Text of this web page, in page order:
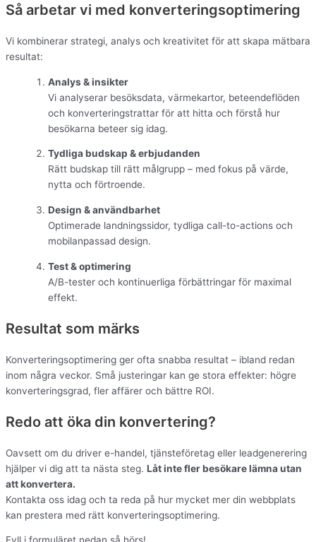
Så arbetar vi med konverteringsoptimering
Vi kombinerar strategi, analys och kreativitet för att skapa mätbara
resultat:
Analys & insikter
Vi analyserar besöksdata, värmekartor, beteendeflöden
och konverteringstrattar för att hitta och förstå hur
besökarna beteer sig idag.
Tydliga budskap & erbjudanden
Rätt budskap till rätt målgrupp – med fokus på värde,
nytta och förtroende.
Design & användbarhet
Optimerade landningssidor, tydliga call-to-actions och
mobilanpassad design.
Test & optimering
A/B-tester och kontinuerliga förbättringar för maximal
effekt.
Resultat som märks
Konverteringsoptimering ger ofta snabba resultat – ibland redan
inom några veckor. Små justeringar kan ge stora effekter: högre
konverteringsgrad, fler affärer och bättre ROI.
Redo att öka din konvertering?
Oavsett om du driver e-handel, tjänsteföretag eller leadgenerering
hjälper vi dig att ta nästa steg. Låt inte fler besökare lämna utan
att konvertera.
Kontakta oss idag och ta reda på hur mycket mer din webbplats
kan prestera med rätt konverteringsoptimering.